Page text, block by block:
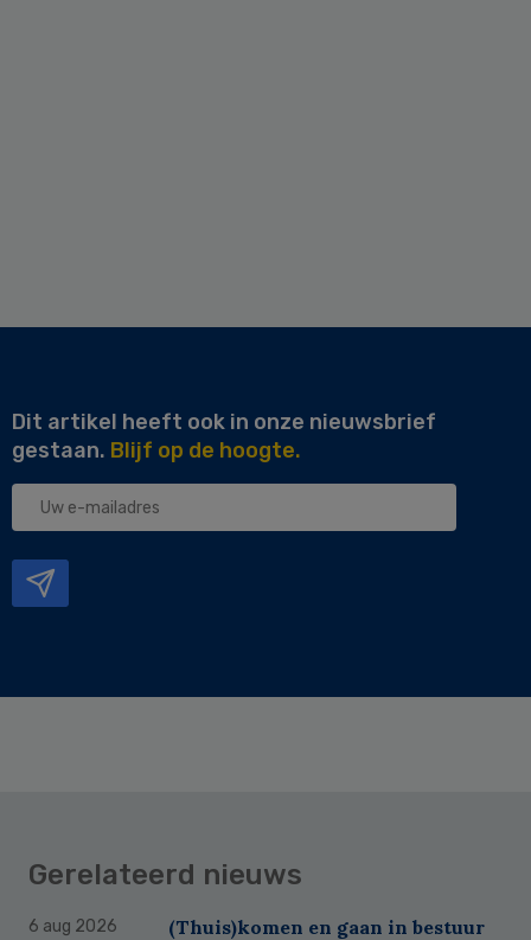
Dit artikel heeft ook in onze nieuwsbrief
gestaan. Blijf op de hoogte.
Uw
Gerelateerd nieuws
6 aug 2026
(Thuis)komen en gaan in bestuur